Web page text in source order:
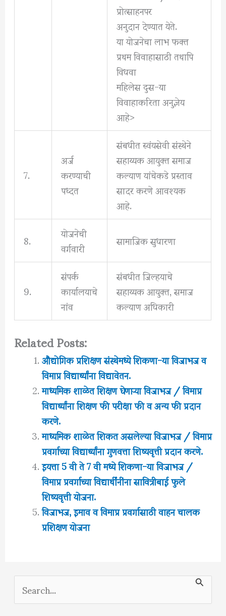
प्रोत्साहनपर
अनुदान देण्यात येते.
या योजनेचा लाभ फक्त
प्रथम विवाहासाठी तथापि
विधवा
महिलेस दुस-या
विवाहाकरिता अनुज्ञेय
आहे>
7.
अर्ज
करण्याची
पध्दत
संबधीत स्वंयसेवी संस्थेने
सहाय्यक आयुक्त समाज
कल्याण यांचेकडे प्रस्ताव
सादर करणे आवश्यक
आहे.
8.
योजनेची
वर्गवारी
सामाजिक सुधारणा
9.
संपर्क
कार्यालयाचे
नांव
संबधीत जिल्हयाचे
सहाय्यक आयुक्त, समाज
कल्याण अधिकारी
Related Posts:
औद्योगिक प्रशिक्षण संस्थेमध्ये शिकणा-या विजाभज व
विमाप्र विद्यार्थ्यांना विद्यावेतन.
माध्यमिक शाळेत शिक्षण घेणाऱ्या विजाभज / विमाप्र
विद्यार्थ्यांना शिक्षण फी परीक्षा फी व अन्य फी प्रदान
करणे.
माध्यमिक शाळेत शिकत असलेल्या विजाभज / विमाप्र
प्रवर्गाच्या विद्यार्थ्यांना गुणवत्ता शिष्यवृत्ती प्रदान करणे.
इयत्ता 5 वी ते 7 वी मध्ये शिकणा-या विजाभज /
विमाप्र प्रवर्गाच्या विद्यार्थींनींना सावित्रीबाई फुले
शिष्यवृत्ती योजना.
विजाभज, इमाव व विमाप्र प्रवर्गासाठी वाहन चालक
प्रशिक्षण योजना
S
e